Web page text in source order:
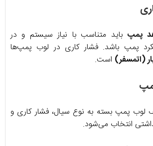
پمپ باید متناسب با نیاز سیستم و در
پمپ باشد. فشار کاری در لوب پمپ‌ها
است.
پمپ بسته به نوع سیال، فشار کاری و
انتخاب می‌شود.